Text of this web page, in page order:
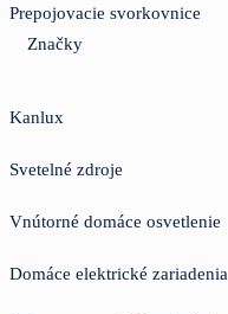
Prepojovacie svorkovnice
Značky
Kanlux
Svetelné zdroje
Vnútorné domáce osvetlenie
Domáce elektrické zariadenia